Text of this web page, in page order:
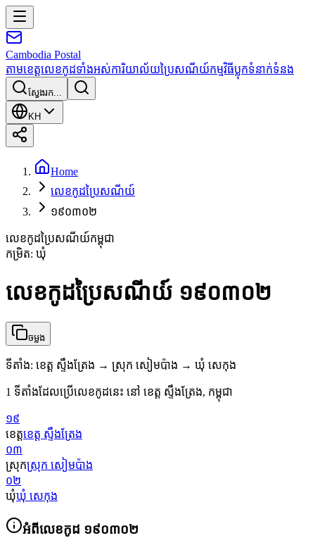
Cambodia Postal
តាមខេត្តលេខកូដទាំងអស់ការិយាល័យប្រៃសណីយ៍កម្មវិធីប្លុកទំនាក់ទំនង
ស្វែងរក...
KH
Home
លេខកូដប្រៃសណីយ៍
១៩០៣០២
លេខកូដប្រៃសណីយ៍កម្ពុជា
កម្រិត: ឃុំ
លេខកូដប្រៃសណីយ៍ ១៩០៣០២
ចម្លង
ទីតាំង: ខេត្ត ស្ទឹងត្រែង → ស្រុក សៀមប៉ាង → ឃុំ សេកុង
1 ទីតាំងដែលប្រើលេខកូដនេះ នៅ ខេត្ត ស្ទឹងត្រែង, កម្ពុជា
១៩
ខេត្តខេត្ត ស្ទឹងត្រែង
០៣
ស្រុកស្រុក សៀមប៉ាង
០២
ឃុំឃុំ សេកុង
អំពីលេខកូដ ១៩០៣០២